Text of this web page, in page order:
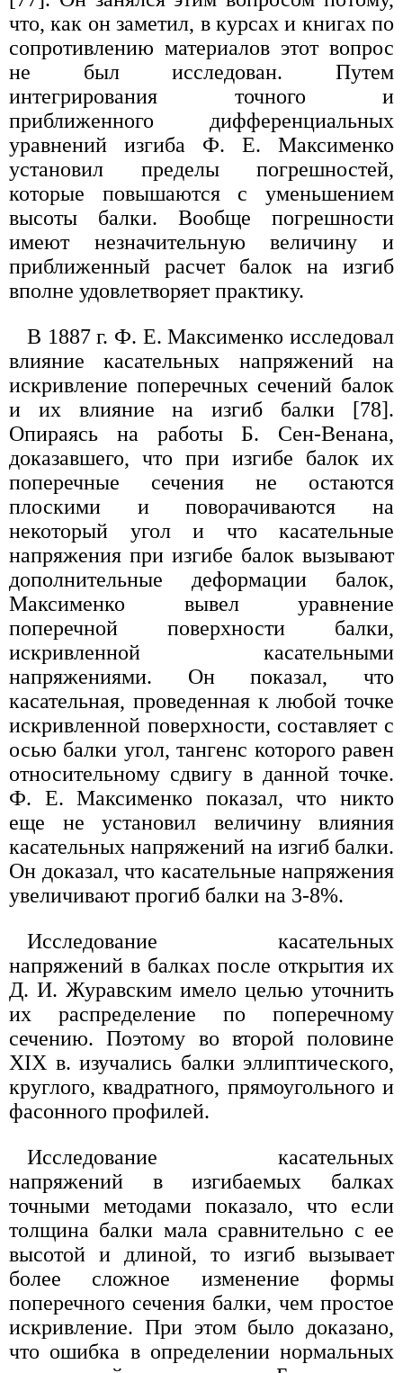
что, как он заметил, в курсах и книгах по
сопротивлению материалов этот вопрос
не был исследован. Путем
интегрирования точного и
приближенного дифференциальных
уравнений изгиба Ф. Е. Максименко
установил пределы погрешностей,
которые повышаются с уменьшением
высоты балки. Вообще погрешности
имеют незначительную величину и
приближенный расчет балок на изгиб
вполне удовлетворяет практику.
В 1887 г. Ф. Е. Максименко исследовал
влияние касательных напряжений на
искривление поперечных сечений балок
и их влияние на изгиб балки [78].
Опираясь на работы Б. Сен-Венана,
доказавшего, что при изгибе балок их
поперечные сечения не остаются
плоскими и поворачиваются на
некоторый угол и что касательные
напряжения при изгибе балок вызывают
дополнительные деформации балок,
Максименко вывел уравнение
поперечной поверхности балки,
искривленной касательными
напряжениями. Он показал, что
касательная, проведенная к любой точке
искривленной поверхности, составляет с
осью балки угол, тангенс которого равен
относительному сдвигу в данной точке.
Ф. Е. Максименко показал, что никто
еще не установил величину влияния
касательных напряжений на изгиб балки.
Он доказал, что касательные напряжения
увеличивают прогиб балки на 3-8%.
Исследование касательных
напряжений в балках после открытия их
Д. И. Журавским имело целью уточнить
их распределение по поперечному
сечению. Поэтому во второй половине
XIX в. изучались балки эллиптического,
круглого, квадратного, прямоугольного и
фасонного профилей.
Исследование касательных
напряжений в изгибаемых балках
точными методами показало, что если
толщина балки мала сравнительно с ее
высотой и длиной, то изгиб вызывает
более сложное изменение формы
поперечного сечения балки, чем простое
искривление. При этом было доказано,
что ошибка в определении нормальных